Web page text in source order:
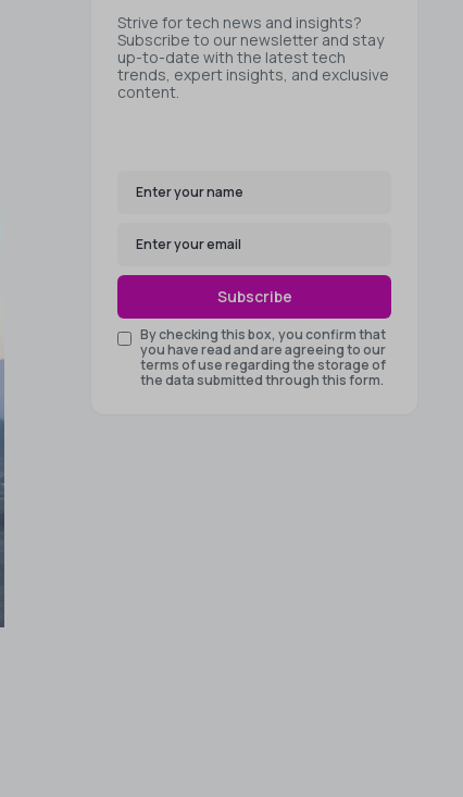
Strive for tech news and insights?
Subscribe to our newsletter and stay
up-to-date with the latest tech
trends, expert insights, and exclusive
content.
Subscribe
By checking this box, you confirm that
you have read and are agreeing to our
terms of use regarding the storage of
the data submitted through this form.